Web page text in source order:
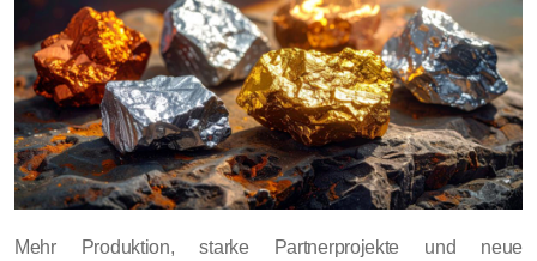
Mehr Produktion, starke Partnerprojekte und neue